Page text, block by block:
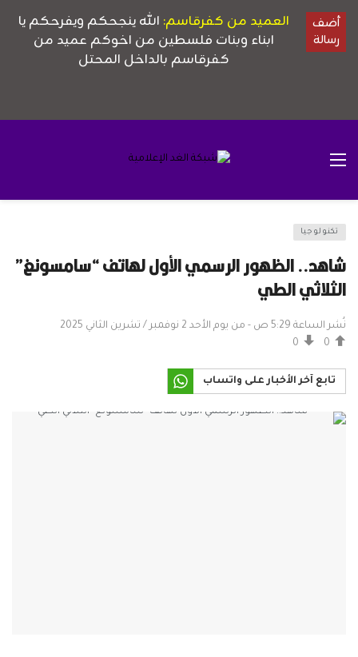
تكنولوجيا
شاهد.. الظهور الرسمي الأول لهاتف “سامسونغ”
الثلاثي الطي
نُشر الساعة 5:29 ص - من يوم الأحد 2 نوفمبر / تشرين الثاني 2025
0
0
تابع آخر الأخبار على واتساب